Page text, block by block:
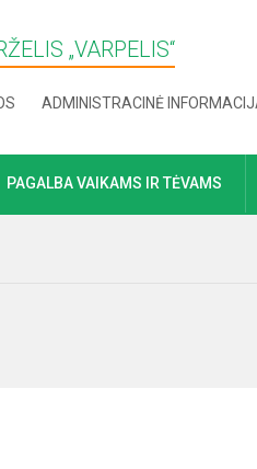
„​VARPELIS“
ADMINISTRACINĖ
PAGALBA VAIKAMS IR TĖVAMS